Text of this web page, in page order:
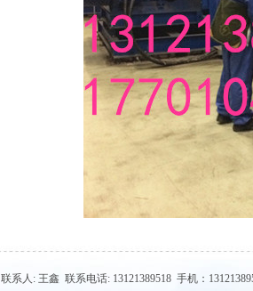
联系人: 王鑫 联系电话: 13121389518 手机：